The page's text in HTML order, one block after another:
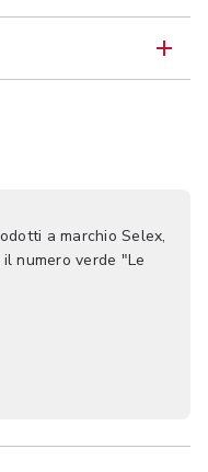
a marchio Selex,
numero verde "Le